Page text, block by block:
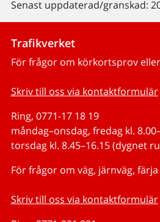
Senast uppdaterad/granskad:
Trafikverket
För frågor om körkortsprov
Skriv till oss via kontaktformulär
Ring, 0771-17 18 19
måndag–onsdag, fredag kl.
torsdag kl. 8.45–16.15 (dygnet
För frågor om väg, järnväg,
Skriv till oss via kontaktformulär